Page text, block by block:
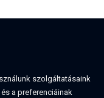
szolgáltatásaink
a preferenciáinak